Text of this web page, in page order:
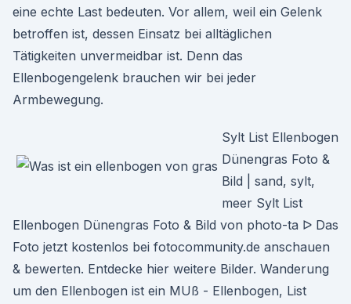
eine echte Last bedeuten. Vor allem, weil ein Gelenk
betroffen ist, dessen Einsatz bei alltäglichen
Tätigkeiten unvermeidbar ist. Denn das
Ellenbogengelenk brauchen wir bei jeder
Armbewegung.
Sylt List Ellenbogen
Dünengras Foto &
Bild | sand, sylt,
meer Sylt List
Ellenbogen Dünengras Foto & Bild von photo-ta ᐅ Das
Foto jetzt kostenlos bei fotocommunity.de anschauen
& bewerten. Entdecke hier weitere Bilder. Wanderung
um den Ellenbogen ist ein MUß - Ellenbogen, List